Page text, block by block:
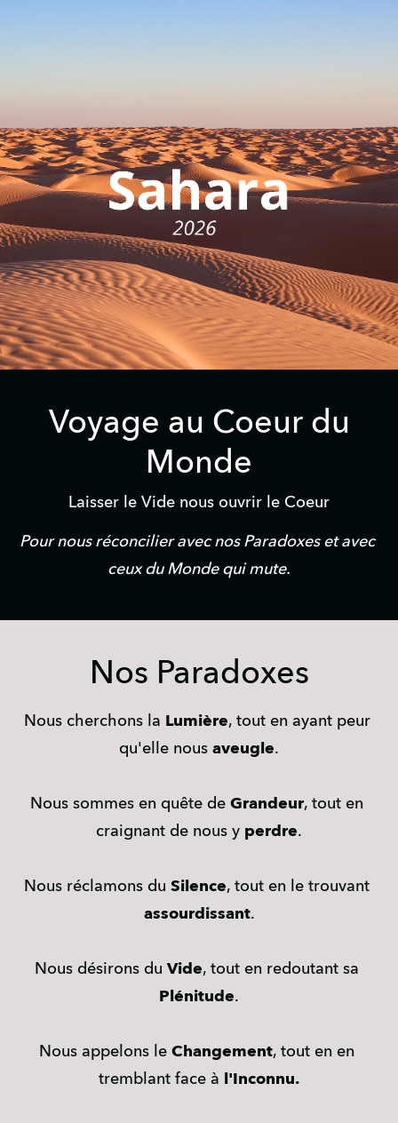
Voyage au Coeur du
Monde
Laisser le Vide nous ouvrir le Coeur
Pour nous réconcilier avec nos Paradoxes et avec
ceux du Monde qui mute.
Nos Paradoxes
Nous cherchons la Lumière, tout en ayant peur
qu'elle nous aveugle.
Nous sommes en quête de Grandeur, tout en
craignant de nous y perdre.
Nous réclamons du Silence
assourdissant.
Nous désirons du Vide
Plénitude.
Nous appelons le Changement, tout en en
tremblant face à
l'Inconnu.